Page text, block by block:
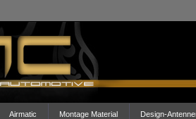
Airmatic Montage Material Design-